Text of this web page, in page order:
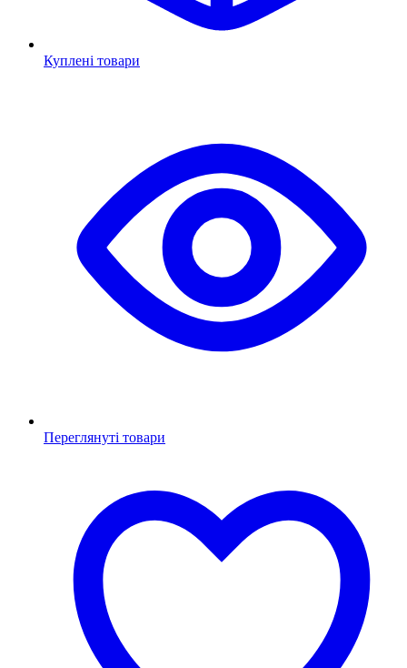
Куплені товари
Переглянуті товари